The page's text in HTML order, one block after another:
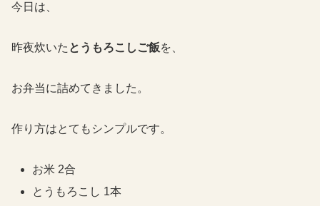
今日は、
昨夜炊いた とうもろこしご飯を、
お弁当に詰めてきました。
作り方はとてもシンプルです。
お米 2合
とうもろこし 1本